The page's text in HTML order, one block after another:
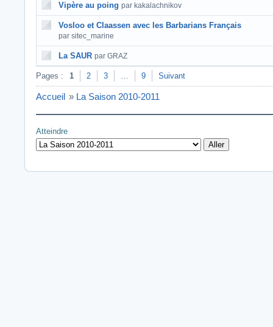
Vipère au poing par kakalachnikov
Vosloo et Claassen avec les Barbarians Français
par sitec_marine
La SAUR par GRAZ
Pages : 1 2 3 … 9 Suivant
Accueil » La Saison 2010-2011
Atteindre